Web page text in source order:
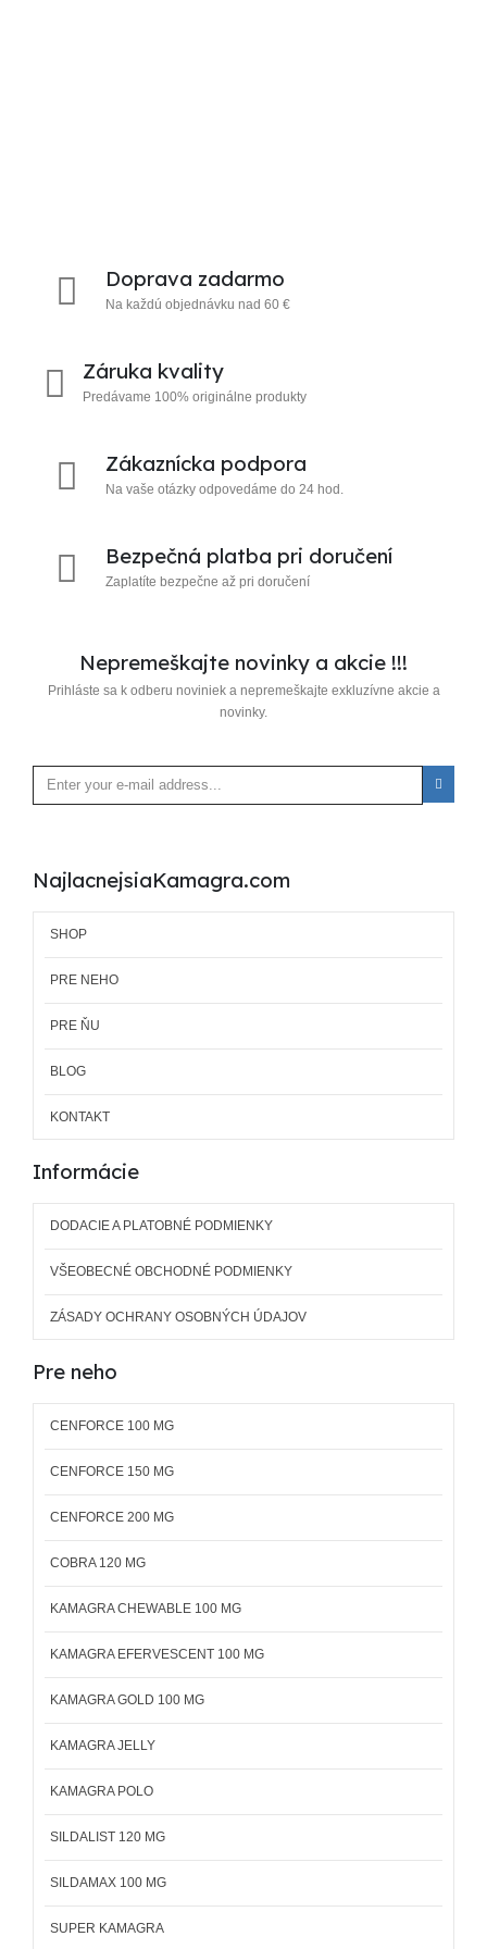
Doprava zadarmo
Na každú objednávku nad 60 €
Záruka kvality
Predávame 100% originálne produkty
Zákaznícka podpora
Na vaše otázky odpovedáme do 24 hod.
Bezpečná platba pri doručení
Zaplatíte bezpečne až pri doručení
Nepremeškajte novinky a akcie !!!
Prihláste sa k odberu noviniek a nepremeškajte exkluzívne akcie a
novinky.
NajlacnejsiaKamagra.com
SHOP
PRE NEHO
PRE ŇU
BLOG
KONTAKT
Informácie
DODACIE A PLATOBNÉ PODMIENKY
VŠEOBECNÉ OBCHODNÉ PODMIENKY
ZÁSADY OCHRANY OSOBNÝCH ÚDAJOV
Pre neho
CENFORCE 100 MG
CENFORCE 150 MG
CENFORCE 200 MG
COBRA 120 MG
KAMAGRA CHEWABLE 100 MG
KAMAGRA EFERVESCENT 100 MG
KAMAGRA GOLD 100 MG
KAMAGRA JELLY
KAMAGRA POLO
SILDALIST 120 MG
SILDAMAX 100 MG
SUPER KAMAGRA